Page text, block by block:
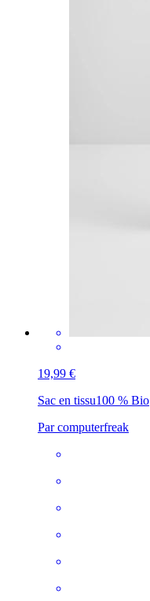
19,99 €
Sac en tissu100 % Bio
Par computerfreak